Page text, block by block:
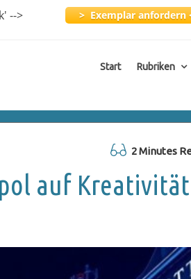
' --> > Exemplar anfordern
Start Rubriken
2 Minutes
auf Kreativität